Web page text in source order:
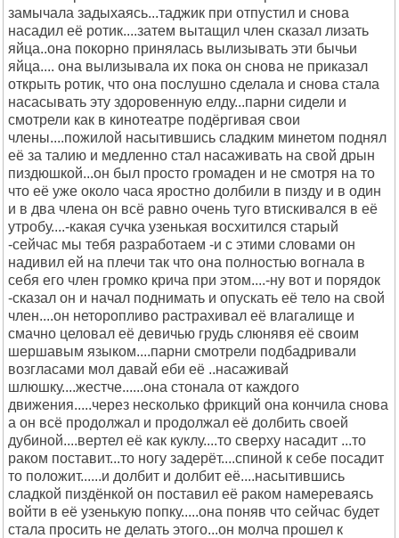
замычала задыхаясь...таджик при отпустил и снова
насадил её ротик....затем вытащил член сказал лизать
яйца..она покорно принялась вылизывать эти бычьи
яйца.... она вылизывала их пока он снова не приказал
открыть ротик, что она послушно сделала и снова стала
насасывать эту здоровенную елду...парни сидели и
смотрели как в кинотеатре подёргивая свои
члены....пожилой насытившись сладким минетом поднял
её за талию и медленно стал насаживать на свой дрын
пиздюшкой...он был просто громаден и не смотря на то
что её уже около часа яростно долбили в пизду и в один
и в два члена он всё равно очень туго втискивался в её
утробу....-какая сучка узенькая восхитился старый
-сейчас мы тебя разработаем -и с этими словами он
надивил ей на плечи так что она полностью вогнала в
себя его член громко крича при этом....-ну вот и порядок
-сказал он и начал поднимать и опускать её тело на свой
член....он неторопливо растрахивал её влагалище и
смачно целовал её девичью грудь слюнявя её своим
шершавым языком....парни смотрели подбадривали
возгласами мол давай еби её ..насаживай
шлюшку....жестче......она стонала от каждого
движения.....через несколько фрикций она кончила снова
а он всё продолжал и продолжал её долбить своей
дубиной....вертел её как куклу....то сверху насадит ...то
раком поставит...то ногу задерёт....спиной к себе посадит
то положит......и долбит и долбит её....насытившись
сладкой пиздёнкой он поставил её раком намереваясь
войти в её узенькую попку.....она поняв что сейчас будет
стала просить не делать этого...он молча прошел к